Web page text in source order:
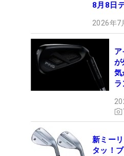
8月8日
2026年7
気
新ミー
タッ！